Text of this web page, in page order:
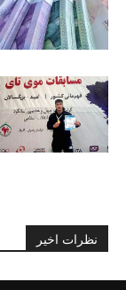
نظرات اخیر